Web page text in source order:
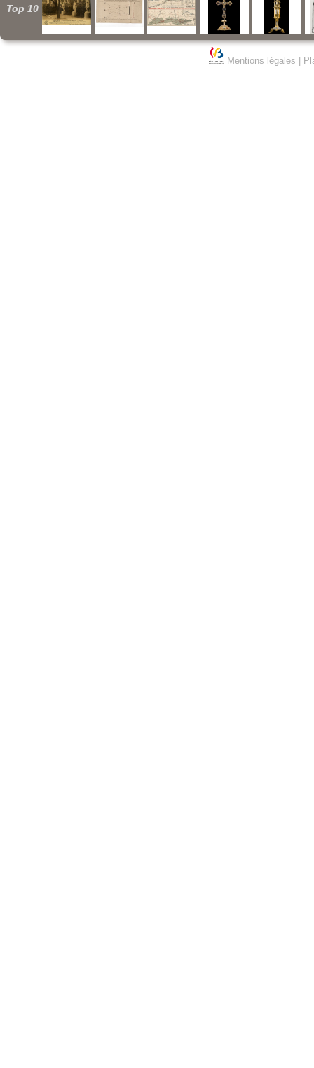
Top 10
Mentions légales